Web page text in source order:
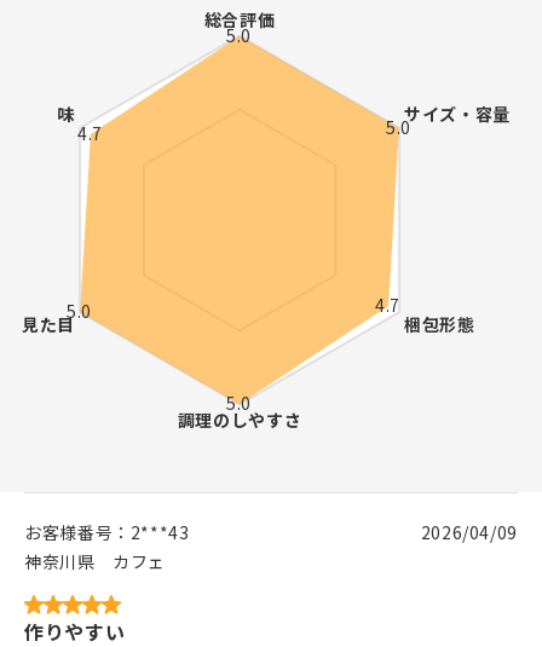
お客様番号： 2***43
神奈川県
カフェ
2026/04/09
作りやすい